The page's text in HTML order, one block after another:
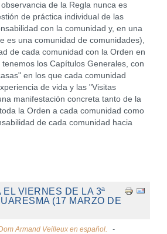
de la Regla nunca es
de práctica individual de las
con la comunidad y, en una
es una comunidad de comunidades),
de cada comunidad con la Orden en
los Capítulos Generales, con
en los que cada comunidad
de vida y las "Visitas
manifestación concreta tanto de la
la Orden a cada comunidad como
de cada comunidad hacia
EL VIERNES DE LA 3ª
(17 MARZO DE
Armand Veilleux en español.